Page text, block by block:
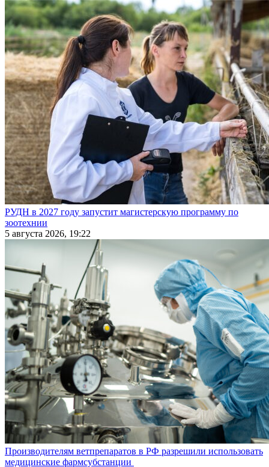
РУДН в 2027 году запустит магистерскую программу по
зоотехнии
5 августа 2026, 19:22
Производителям ветпрепаратов в РФ разрешили использовать
медицинские фармсубстанции